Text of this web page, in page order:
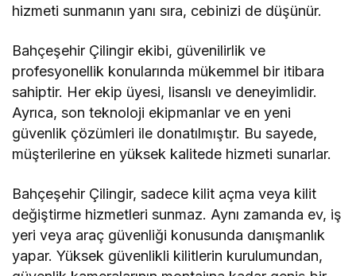
hizmeti sunmanın yanı sıra, cebinizi de düşünür.
Bahçeşehir Çilingir ekibi, güvenilirlik ve
profesyonellik konularında mükemmel bir itibara
sahiptir. Her ekip üyesi, lisanslı ve deneyimlidir.
Ayrıca, son teknoloji ekipmanlar ve en yeni
güvenlik çözümleri ile donatılmıştır. Bu sayede,
müşterilerine en yüksek kalitede hizmeti sunarlar.
Bahçeşehir Çilingir, sadece kilit açma veya kilit
değiştirme hizmetleri sunmaz. Aynı zamanda ev, iş
yeri veya araç güvenliği konusunda danışmanlık
yapar. Yüksek güvenlikli kilitlerin kurulumundan,